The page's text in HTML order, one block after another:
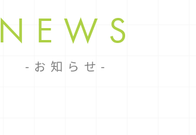
NEWS
お知らせ